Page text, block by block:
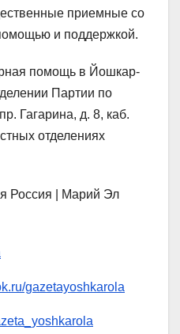
приемные со
и поддержкой.
помощь в Йошкар-
Партии по
Гагарина, д. 8, каб.
отделениях
Россия | Марий Эл
gazetayoshkarola